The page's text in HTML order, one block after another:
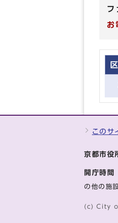
フ
お
このサ
京都市
開庁時
の他の施
(c) City